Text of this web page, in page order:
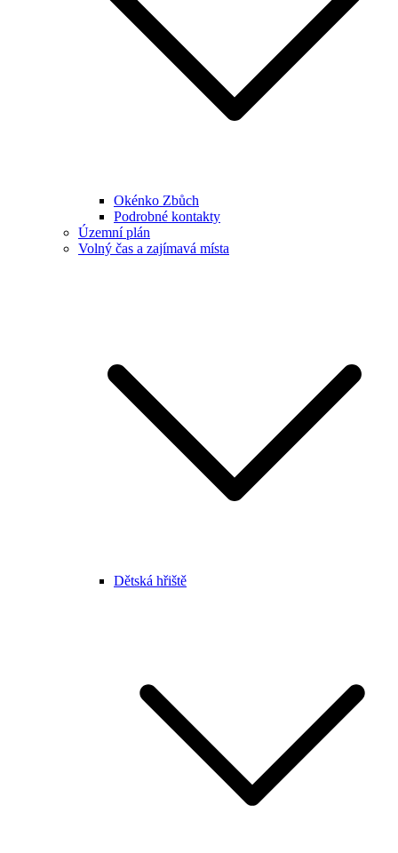
Okénko Zbůch
Podrobné kontakty
Územní plán
Volný čas a zajímavá místa
Dětská hřiště